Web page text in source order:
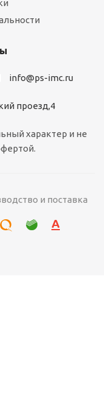
info@ps-imc.ru
проезд,4
характер и не
и поставка